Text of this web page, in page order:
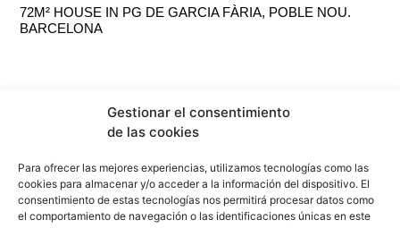
Gestionar el consentimiento
de las cookies
Para ofrecer las mejores experiencias, utilizamos tecnologías como las
cookies para almacenar y/o acceder a la información del dispositivo. El
consentimiento de estas tecnologías nos permitirá procesar datos como
el comportamiento de navegación o las identificaciones únicas en este
72M² HOUSE IN PG DE GARCIA FÀRIA, POBLE NOU.
BARCELONA